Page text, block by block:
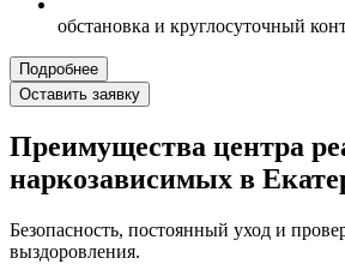
обстановка и круглосуточный
Подробнее
Оставить заявку
Преимущества центра
наркозависимых в
Безопасность, постоянный уход и
выздоровления.